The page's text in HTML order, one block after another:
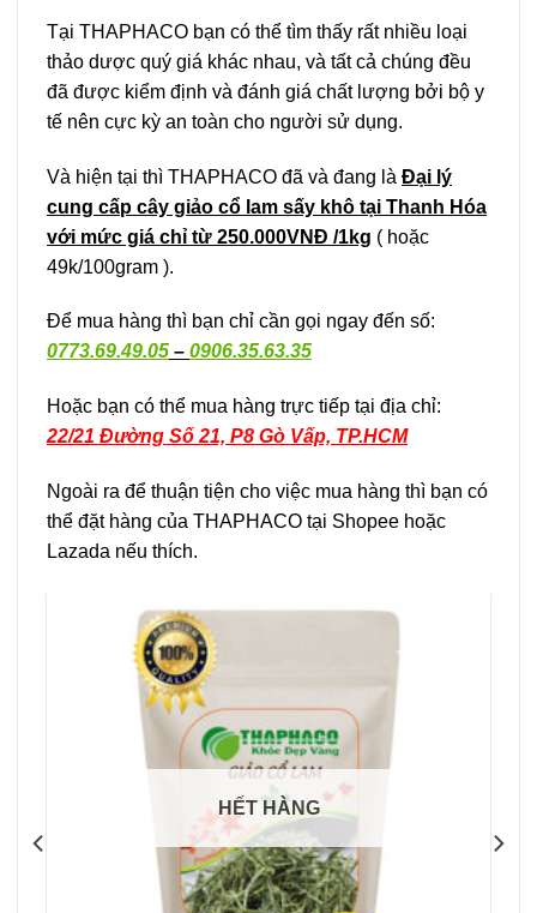
Tại THAPHACO bạn có thể tìm thấy rất nhiều loại
thảo dược quý giá khác nhau, và tất cả chúng đều
đã được kiểm định và đánh giá chất lượng bởi bộ y
tế nên cực kỳ an toàn cho người sử dụng.
Và hiện tại thì THAPHACO đã và đang là Đại lý
cung cấp cây giảo cổ lam sấy khô tại Thanh Hóa
với mức giá chỉ từ 250.000VNĐ /1kg ( hoặc
49k/100gram ).
Để mua hàng thì bạn chỉ cần gọi ngay đến số:
0773.69.49.05 – 0906.35.63.35
Hoặc bạn có thể mua hàng trực tiếp tại địa chỉ:
22/21 Đường Số 21, P8 Gò Vấp, TP.HCM
Ngoài ra để thuận tiện cho việc mua hàng thì bạn có
thể đặt hàng của THAPHACO tại Shopee hoặc
Lazada nếu thích.
HẾT HÀNG